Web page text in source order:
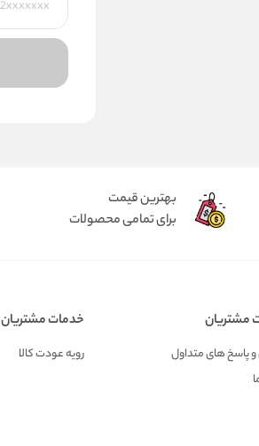
بهترین قیمت
برای تمامی محصولات
مشتریان
پاسخ های متداول
خدمات مشتریان
رویه عودت کالا